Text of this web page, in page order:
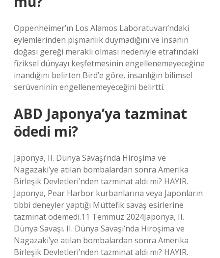
Oppenheimer’ın Los Alamos Laboratuvarı’ndaki
eylemlerinden pişmanlık duymadığını ve insanın
doğası gereği meraklı olması nedeniyle etrafındaki
fiziksel dünyayı keşfetmesinin engellenemeyeceğine
inandığını belirten Bird’e göre, insanlığın bilimsel
serüveninin engellenemeyeceğini belirtti.
ABD Japonya’ya tazminat
ödedi mi?
Japonya, II. Dünya Savaşı’nda Hiroşima ve
Nagazaki’ye atılan bombalardan sonra Amerika
Birleşik Devletleri’nden tazminat aldı mı? HAYIR.
Japonya, Pear Harbor kurbanlarına veya Japonların
tıbbi deneyler yaptığı Müttefik savaş esirlerine
tazminat ödemedi.11 Temmuz 2024Japonya, II.
Dünya Savaşı. II. Dünya Savaşı’nda Hiroşima ve
Nagazaki’ye atılan bombalardan sonra Amerika
Birleşik Devletleri’nden tazminat aldı mı? HAYIR.